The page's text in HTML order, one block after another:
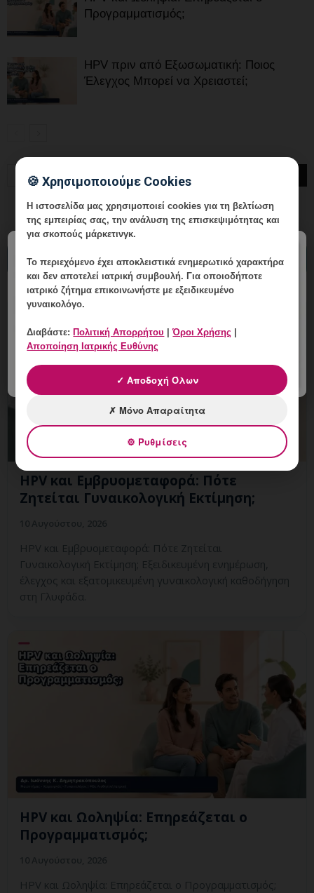
Προγραμματισμός;
HPV πριν από Εξωσωματική: Ποιος
Έλεγχος Μπορεί να Χρειαστεί;
ΔΙΑΒΑΣΤΕ ΤΑ ΠΡΟΣΦΑΤΑ ΑΡΘΡΑ
HPV και Εμβρυομεταφορά: Πότε
Ζητείται Γυναικολογική Εκτίμηση;
HPV και Εμβρυομεταφορά: Πότε Ζητείται
Γυναικολογική Εκτίμηση; Εξειδικευμένη ενημέρωση,
έλεγχος και εξατομικευμένη γυναικολογική καθοδήγηση
στη Γλυφάδα.
HPV και Ωοληψία: Επηρεάζεται ο
Προγραμματισμός;
HPV και Ωοληψία: Επηρεάζεται ο Προγραμματισμός;
🍪 Χρησιμοποιούμε Cookies
Η ιστοσελίδα μας χρησιμοποιεί cookies για τη βελτίωση
της εμπειρίας σας, την ανάλυση της επισκεψιμότητας και
για σκοπούς μάρκετινγκ.
Το περιεχόμενο έχειαποκλειστικά ενημερωτικό χαρακτήρα
και δεν αποτελεί ιατρική συμβουλή. Για οποιοδήποτε
ιατρικό ζήτημα επικοινωνήστε με εξειδικευμένο
γυναικολόγο.
Διαβάστε: Πολιτική Απορρήτου |Όροι Χρήσης
Αποποίηση Ιατρικής Ευθύνης
✓ Αποδοχή Όλων
✗ Μόνο Απαραίτητα
⚙ Ρυθμίσεις